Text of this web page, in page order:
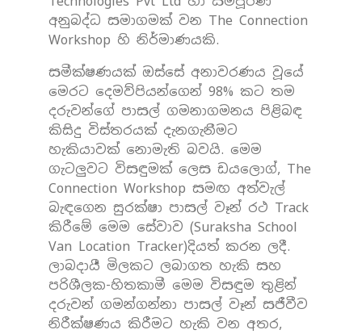
අනුබද්ධ සමාගමක් වන The Connection
Workshop හි නිර්මාණයකි.
සමීක්ෂණයක් ඔස්සේ අනාවරණය වූයේ
මෙරට දෙමව්පියන්ගෙන් 98% කට තම
දරුවන්ගේ පාසල් ගමනාගමනය පිළිබඳ
කිසිදු විස්තරයක් දැනගැනීමට
හැකියාවක් නොමැති බවයි. මෙම
ගැටලුවට විසඳුමක් ලෙස ඩයලොග්, The
Connection Workshop සමඟ අත්වැල්
බැඳගෙන සුරක්ෂා පාසල් වෑන් රථ Track
කිරීමේ මෙම සේවාව (Suraksha School
Van Location Tracker)දියත් කරන ලදී.
ලාබදායී මිලකට ලබාගත හැකි සහ
පරිශීලක-හිතකාමී මෙම විසඳුම තුළින්
දරුවන් ගමන්ගන්නා පාසල් වෑන් සජීවීව
නිරීක්ෂණය කිරීමට හැකි වන අතර,